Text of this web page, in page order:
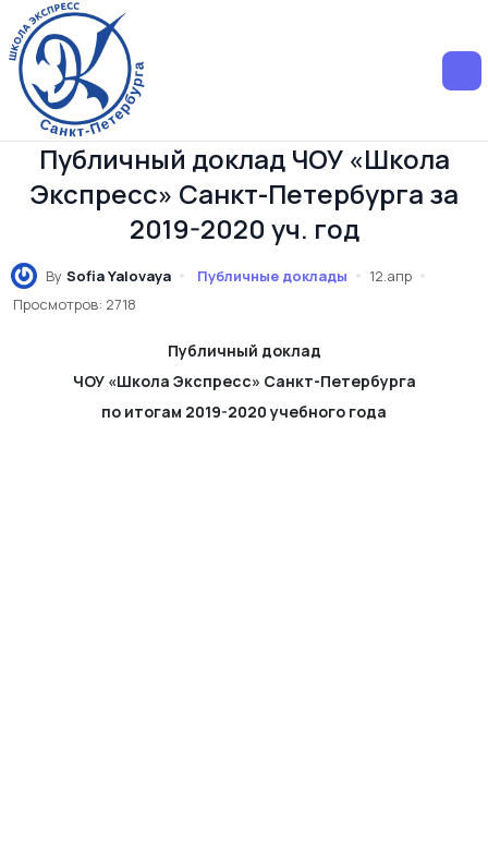
Публичный доклад ЧОУ «Школа
Экспресс» Санкт-Петербурга за
2019-2020 уч. год
By Sofia Yalovaya Публичные доклады
12.апр
Просмотров: 2718
Публичный доклад
ЧОУ «Школа Экспресс» Санкт-Петербурга
по итогам 2019-2020 учебного года